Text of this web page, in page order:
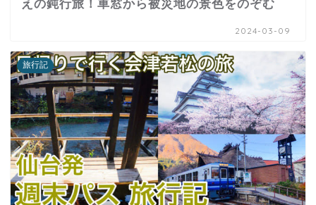
えの鈍行旅！車窓から被災地の景色をのぞむ
2024-03-09
旅行記